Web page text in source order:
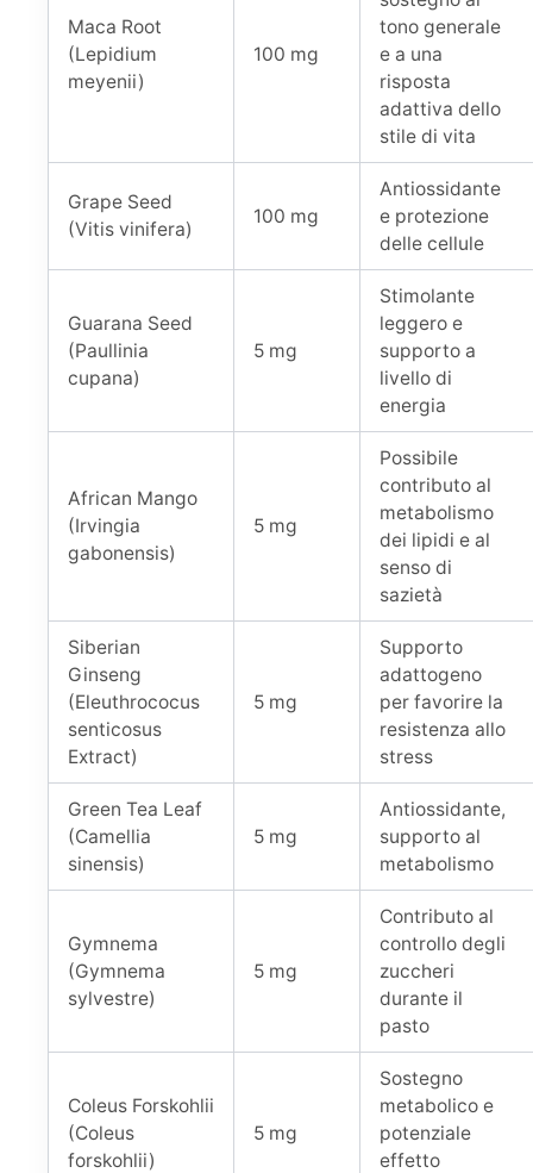
Maca Root
(Lepidium
meyenii)
100 mg
tono generale
e a una
risposta
adattiva dello
stile di vita
Grape Seed
(Vitis vinifera)
100 mg
Antiossidante
e protezione
delle cellule
Guarana Seed
(Paullinia
cupana)
5 mg
Stimolante
leggero e
supporto a
livello di
energia
African Mango
(Irvingia
gabonensis)
5 mg
Possibile
contributo al
metabolismo
dei lipidi e al
senso di
sazietà
Siberian
Ginseng
(Eleuthrococus
senticosus
Extract)
5 mg
Supporto
adattogeno
per favorire la
resistenza allo
stress
Green Tea Leaf
(Camellia
sinensis)
5 mg
Antiossidante,
supporto al
metabolismo
Gymnema
(Gymnema
sylvestre)
5 mg
Contributo al
controllo degli
zuccheri
durante il
pasto
Coleus Forskohlii
(Coleus
forskohlii)
5 mg
Sostegno
metabolico e
potenziale
effetto